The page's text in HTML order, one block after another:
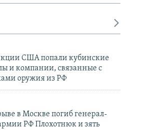
США попали кубинские
и компании, связанные с
оружия из РФ
в Москве погиб генерал-
РФ Плохотнюк и зять